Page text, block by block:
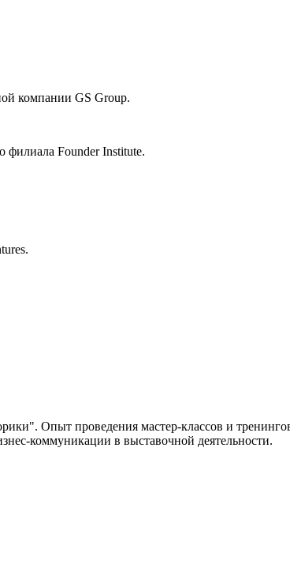
компании GS Group.
филиала Founder Institute.
Опыт проведения мастер-классов и
коммуникации в выставочной деятельности.